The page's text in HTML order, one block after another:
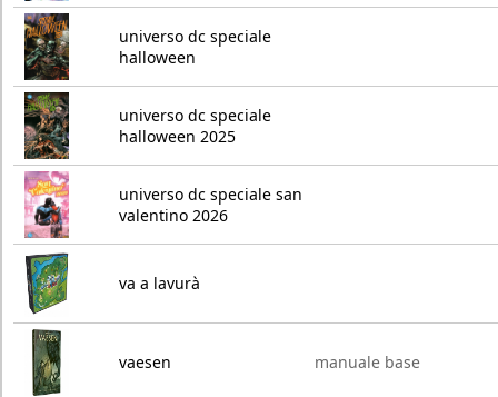
universo dc speciale
halloween
universo dc speciale
halloween 2025
universo dc speciale san
valentino 2026
va a lavurà
vaesen manuale base